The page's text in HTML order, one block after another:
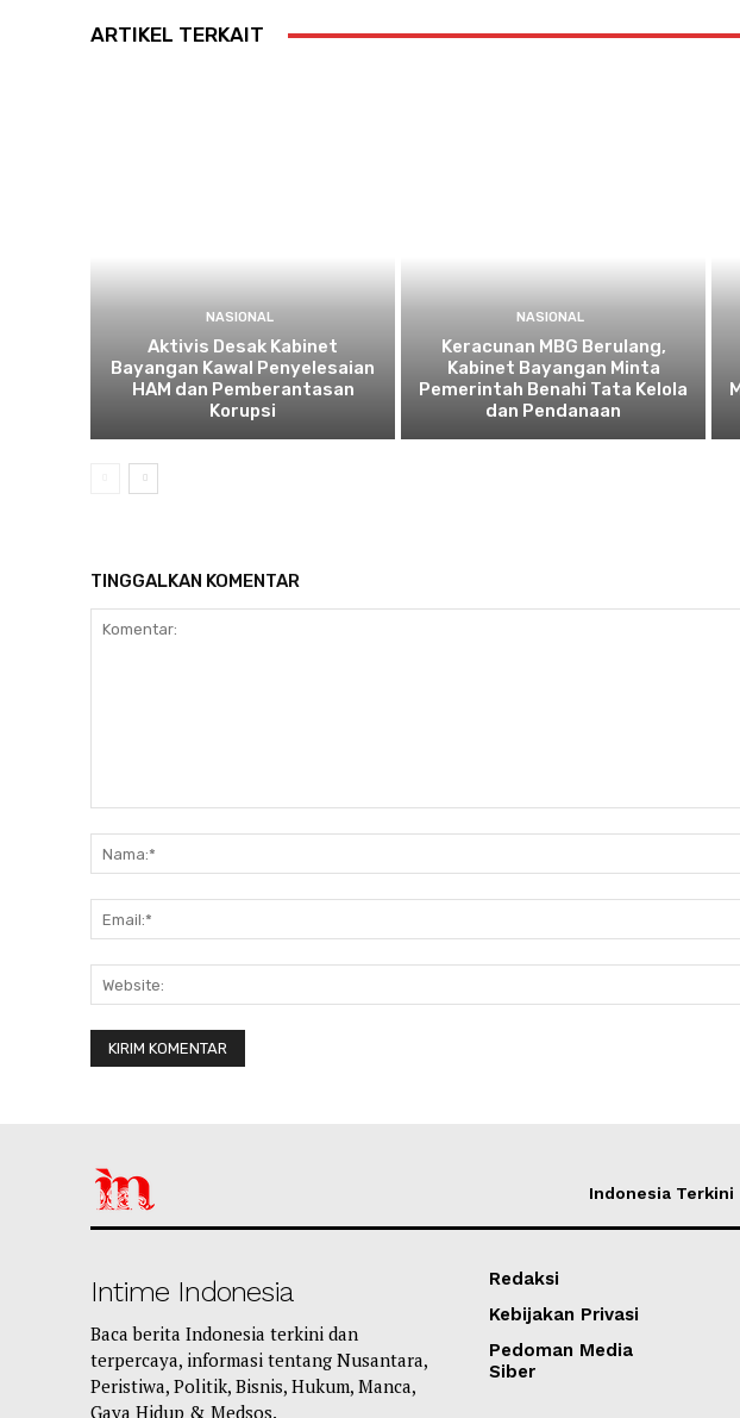
ARTIKEL TERKAIT
NASIONAL
Aktivis Desak Kabinet
Bayangan Kawal Penyelesaian
HAM dan Pemberantasan
Korupsi
NASIONAL
Keracunan MBG Berulang,
Kabinet Bayangan Minta
Pemerintah Benahi Tata Kelola
dan Pendanaan
TINGGALKAN KOMENTAR
Indonesia Terkini
Intime Indonesia
Baca berita Indonesia terkini dan
terpercaya, informasi tentang Nusantara,
Peristiwa, Politik, Bisnis, Hukum, Manca,
Gaya Hidup & Medsos.
Redaksi
Kebijakan Privasi
Pedoman Media
Siber